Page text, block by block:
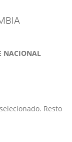
NACIONAL
Resto